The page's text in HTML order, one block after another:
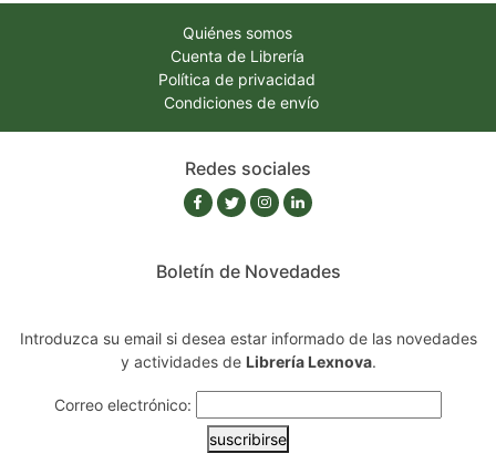
Quiénes somos
Cuenta de Librería
Política de privacidad
Condiciones de envío
Redes sociales
Boletín de Novedades
Introduzca su email si desea estar informado de las novedades
y actividades de Librería Lexnova.
Correo electrónico:
suscribirse